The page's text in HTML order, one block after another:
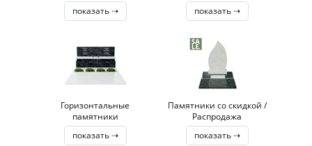
показать ⇢
показать ⇢
Горизонтальные
памятники
показать ⇢
Памятники со скидкой /
Распродажа
показать ⇢